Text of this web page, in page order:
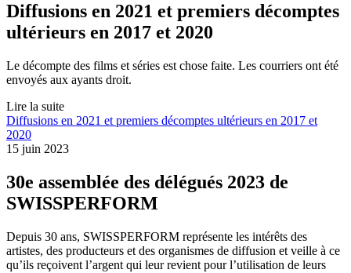
Diffusions en 2021 et premiers décomptes
ultérieurs en 2017 et 2020
Le décompte des films et séries est chose faite. Les courriers ont été
envoyés aux ayants droit.
Lire la suite
Diffusions en 2021 et premiers décomptes ultérieurs en 2017 et
2020
15 juin 2023
30e assemblée des délégués 2023 de
SWISSPERFORM
Depuis 30 ans, SWISSPERFORM représente les intérêts des
artistes, des producteurs et des organismes de diffusion et veille à ce
qu’ils reçoivent l’argent qui leur revient pour l’utilisation de leurs